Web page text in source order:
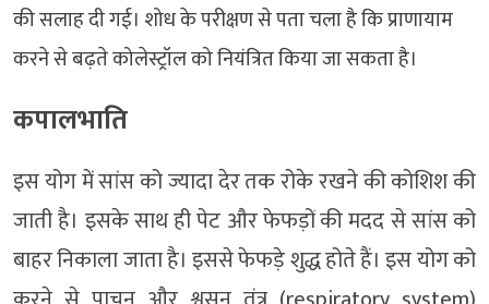
की सलाह दी गई। शोध के परीक्षण से पता चला है कि प्राणायाम
करने से बढ़ते कोलेस्ट्रॉल को नियंत्रित किया जा सकता है।
कपालभाति
इस योग में सांस को ज्यादा देर तक रोके रखने की कोशिश की
जाती है। इसके साथ ही पेट और फेफड़ों की मदद से सांस को
बाहर निकाला जाता है। इससे फेफड़े शुद्ध होते हैं। इस योग को